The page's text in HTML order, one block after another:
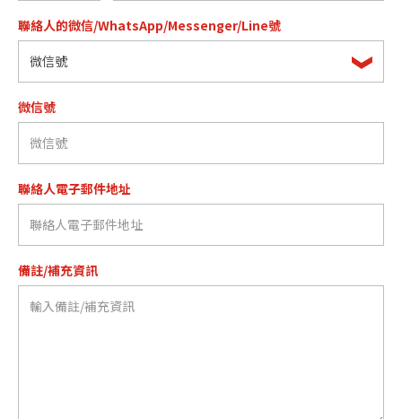
聯絡人的微信/WhatsApp/Messenger/Line號
微信號
微信號
聯絡人電子郵件地址
備註/補充資訊